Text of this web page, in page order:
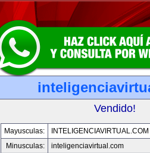
Vendido!
Mayusculas:
INTELIGENCIAVIRTUAL.COM
Minusculas:
inteligenciavirtual.com